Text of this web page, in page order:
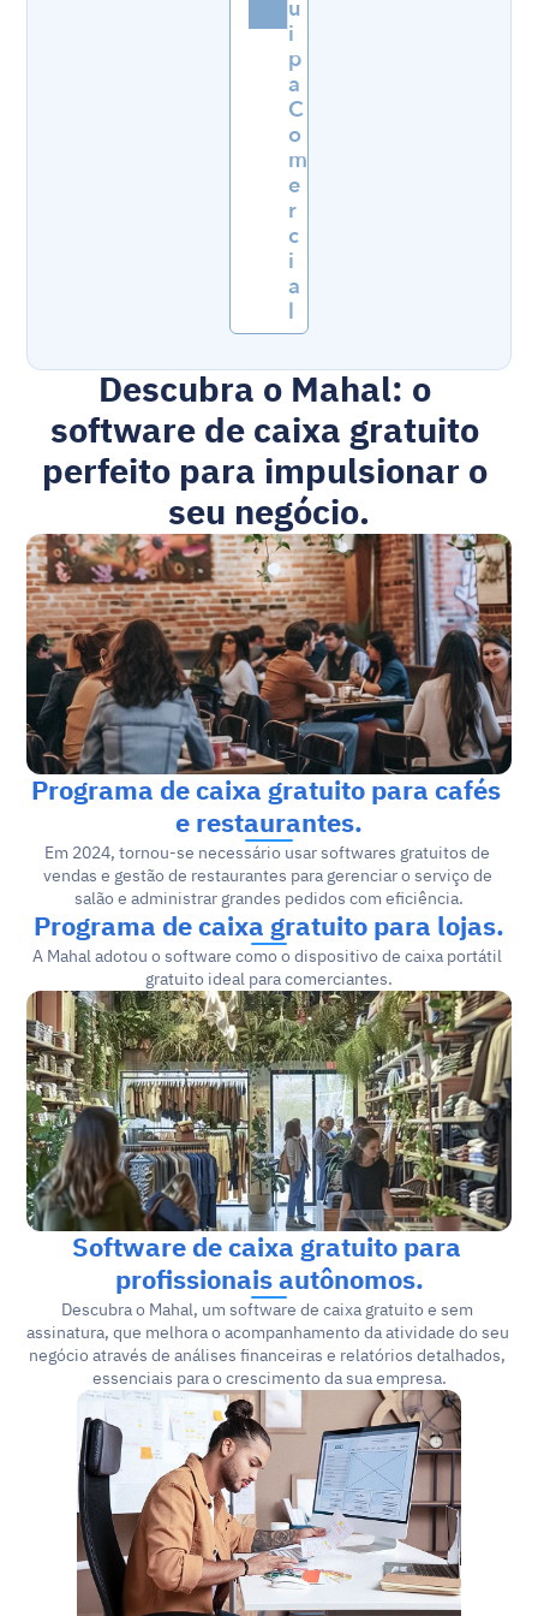
u
i
p
a
C
o
m
e
r
c
i
a
l
Descubra o Mahal: o
software de caixa gratuito
perfeito para impulsionar o
seu negócio.
Programa de caixa gratuito para cafés
e restaurantes.
Em 2024, tornou-se necessário usar softwares gratuitos de
vendas e gestão de restaurantes para gerenciar o serviço de
salão e administrar grandes pedidos com eficiência.
Programa de caixa gratuito para lojas.
A Mahal adotou o software como o dispositivo de caixa portátil
gratuito ideal para comerciantes.
Software de caixa gratuito para
profissionais autônomos.
Descubra o Mahal, um software de caixa gratuito e sem
assinatura, que melhora o acompanhamento da atividade do seu
negócio através de análises financeiras e relatórios detalhados,
essenciais para o crescimento da sua empresa.